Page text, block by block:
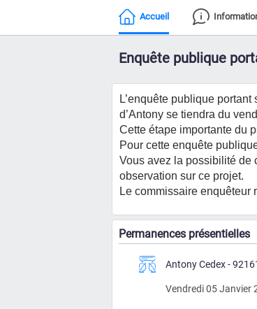
Accueil
Enquête publique
L’enquête publique
d’Antony se tiendra du
Cette étape importante du
Pour cette enquête
Vous avez la possibilité de
observation sur ce projet.
Le commissaire enquêteur
Permanences présentielles
Antony Cedex -
Vendredi 05 Janvier